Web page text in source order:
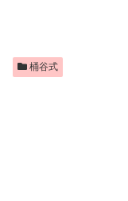
桶谷式